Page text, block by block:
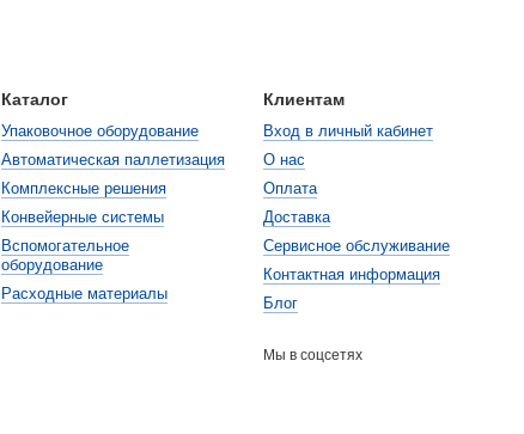
Каталог
Упаковочное оборудование
Автоматическая паллетизация
Комплексные решения
Конвейерные системы
Вспомогательное
оборудование
Расходные материалы
Клиентам
Вход в личный кабинет
О нас
Оплата
Доставка
Cервисное обслуживание
Контактная информация
Блог
Мы в соцсетях